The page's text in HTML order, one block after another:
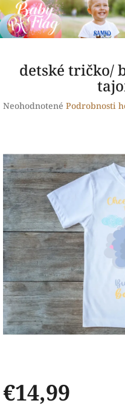
Prejsť
na
obsah
detské tričko/
Priemerné
0,0
z
5
hviezdičiek.
Neohodnotené Podrobnosti
€14,99